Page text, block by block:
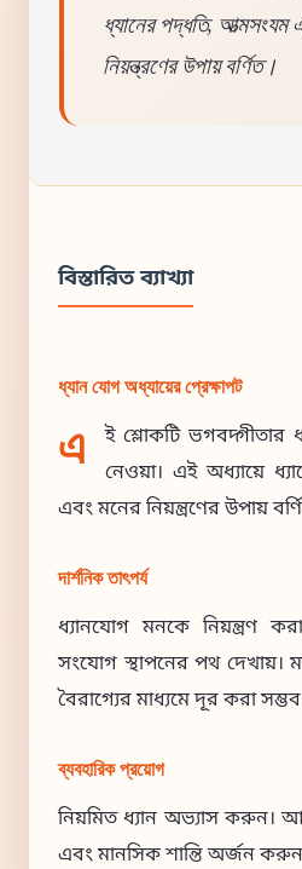
ধ্যানের পদ্ধতি, আত্মসংযম
নিয়ন্ত্রণের উপায় বর্ণিত।
বিস্তারিত ব্যাখ্যা
ধ্যান যোগ অধ্যায়ের প্রেক্ষাপট
এ
ই শ্লোকটি ভগবদ্গীতার
নেওয়া। এই অধ্যায়ে
এবং মনের নিয়ন্ত্রণের উপায়
দার্শনিক তাৎপর্য
ধ্যানযোগ মনকে নিয়ন্ত্রণ
সংযোগ স্থাপনের পথ দেখায়।
বৈরাগ্যের মাধ্যমে দূর করা
ব্যবহারিক প্রয়োগ
নিয়মিত ধ্যান অভ্যাস করুন।
এবং মানসিক শান্তি অর্জন